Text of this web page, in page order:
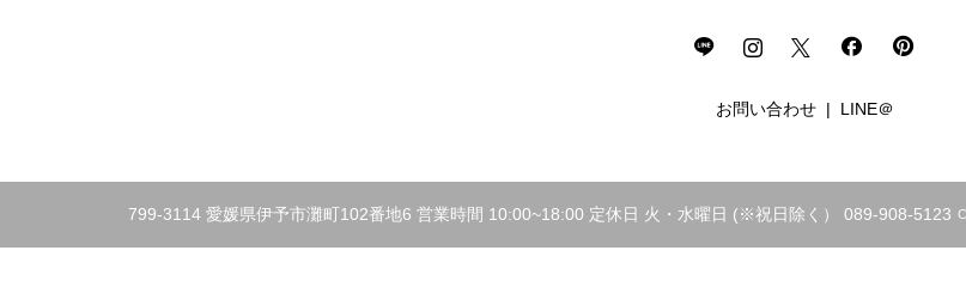
お問い合わせ LINE＠
799-3114 愛媛県伊予市灘町102番地6 営業時間 10:00~18:00 定休日 火・水曜日 (※祝日除く） 089-908-5123